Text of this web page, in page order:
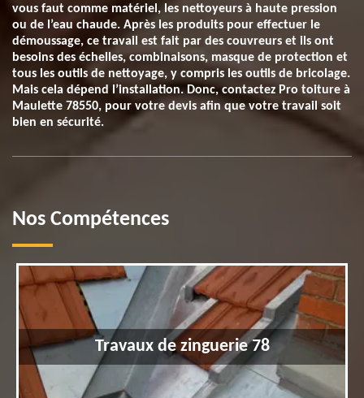
vous faut comme matériel, les nettoyeurs à haute pression
ou de l’eau chaude. Après les produits pour effectuer le
démoussage, ce travail est fait par des couvreurs et ils ont
besoins des échelles, combinaisons, masque de protection et
tous les outils de nettoyage, y compris les outils de bricolage.
Mais cela dépend l’installation. Donc, contactez Pro toiture à
Maulette 78550, pour votre devis afin que votre travail soit
bien en sécurité.
Nos Compétences
Travaux de zinguerie 78